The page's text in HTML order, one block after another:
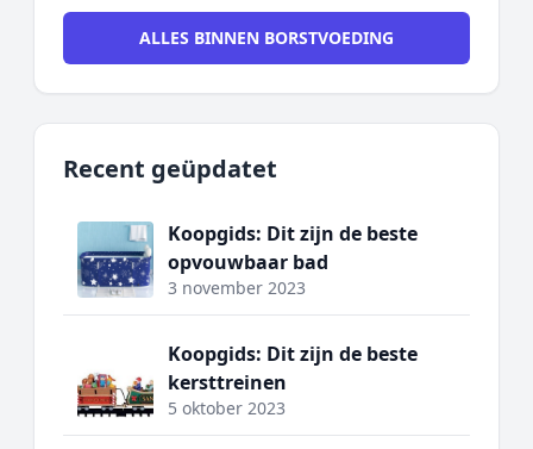
ALLES BINNEN BORSTVOEDING
Recent geüpdatet
Koopgids: Dit zijn de beste
opvouwbaar bad
3 november 2023
Koopgids: Dit zijn de beste
kersttreinen
5 oktober 2023